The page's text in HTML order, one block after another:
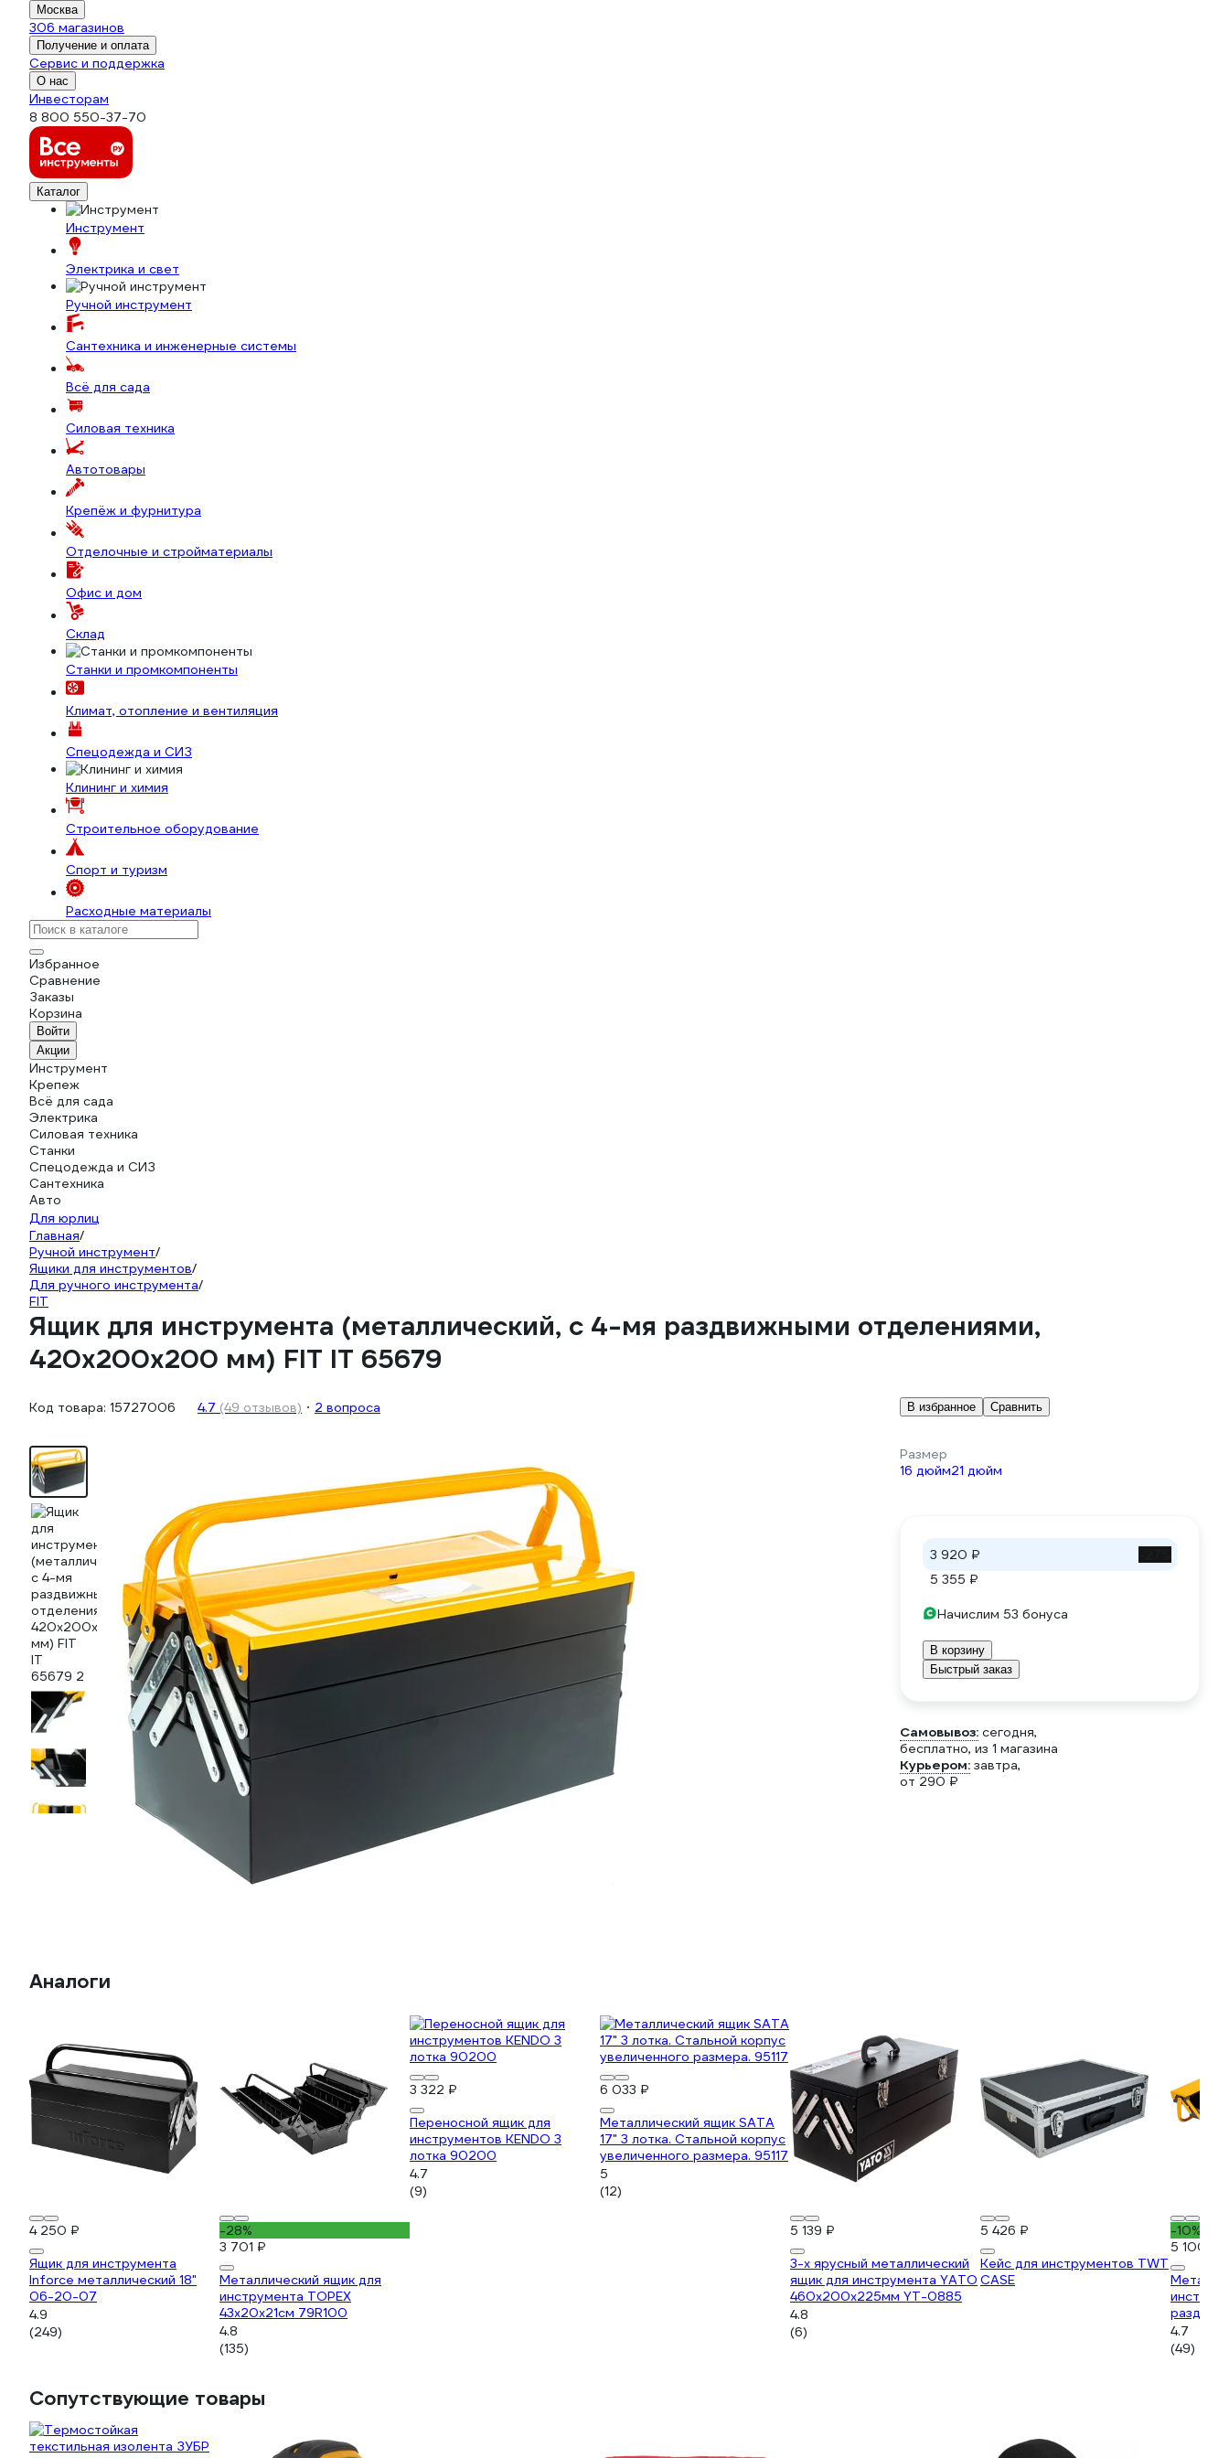
Москва
306 магазинов
Получение и оплата
Сервис и поддержка
О нас
Инвесторам
8 800 550-37-70
Каталог
Инструмент
Электрика и свет
Ручной инструмент
Сантехника и инженерные системы
Всё для сада
Силовая техника
Автотовары
Крепёж и фурнитура
Отделочные и стройматериалы
Офис и дом
Склад
Станки и промкомпоненты
Климат, отопление и вентиляция
Спецодежда и СИЗ
Клининг и химия
Строительное оборудование
Спорт и туризм
Расходные материалы
Избранное
Сравнение
Заказы
Корзина
Войти
Акции
Инструмент
Крепеж
Всё для сада
Электрика
Силовая техника
Станки
Спецодежда и СИЗ
Сантехника
Авто
Для юрлиц
Главная/
Ручной инструмент/
Ящики для инструментов/
Для ручного инструмента/
FIT
Ящик для инструмента (металлический, с 4-мя раздвижными отделениями,
420х200х200 мм) FIT IT 65679
Код товара: 15727006 4.7 (49 отзывов) 2 вопроса В избранное Сравнить
Размер
16 дюйм21 дюйм
3 920 ₽
5 355 ₽
Начислим 53 бонуса
В корзину
Быстрый заказ
Самовывоз: сегодня,
бесплатно, из 1 магазина
Курьером: завтра,
от 290 ₽
Аналоги
4 250 ₽
Ящик для инструмента
Inforce металлический 18"
06-20-07
4.9
(249)
-28%
3 701 ₽
Металлический ящик для
инструмента TOPEX
43x20x21см 79R100
4.8
(135)
3 322 ₽
Переносной ящик для
инструментов KENDO 3
лотка 90200
4.7
(9)
6 033 ₽
Металлический ящик SATA
17" 3 лотка. Стальной корпус
увеличенного размера. 95117
5
(12)
5 139 ₽
3-х ярусный металлический
ящик для инструмента YATO
460х200х225мм YT-0885
4.8
(6)
5 426 ₽
Кейс для инструментов TWT
CASE
-10%
5 100 ₽
4.7
(49)
Сопутствующие товары